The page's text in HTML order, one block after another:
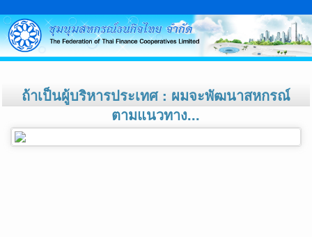
ถ้าเป็นผู้บริหารประเทศ : ผมจะพัฒนาสหกรณ์
ตามแนวทาง...